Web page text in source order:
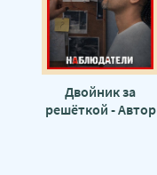
Двойник за
решёткой - Автор